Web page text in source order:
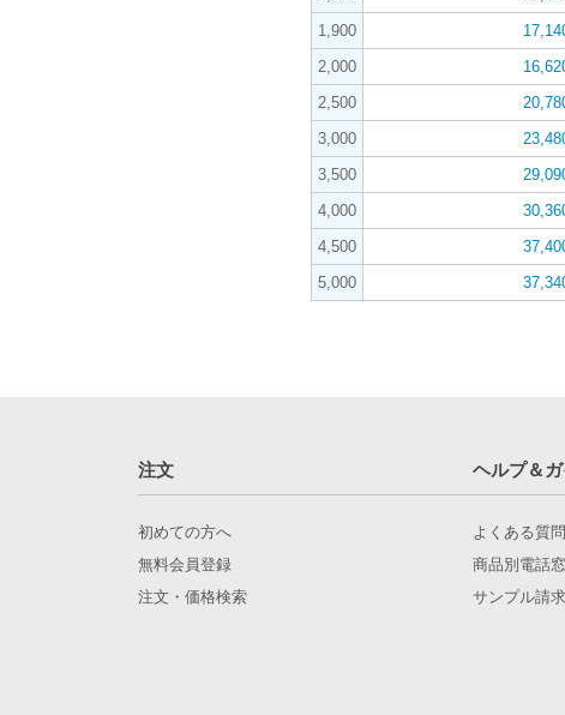
1,900
2,000
2,500
3,000
3,500
4,000
4,500
5,000
注文 ヘルプ＆
初めての方へ
無料会員登録
注文・価格検索
よくある質問
商品別電話
サンプル請求